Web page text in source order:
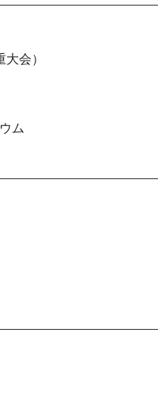
会）
ム